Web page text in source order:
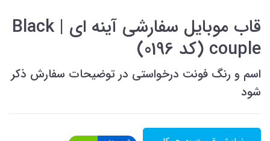
قاب موبایل سفارشی آینه ای | Black
couple (کد 0196)
اسم و رنگ فونت درخواستی در توضیحات سفارش ذکر
شود